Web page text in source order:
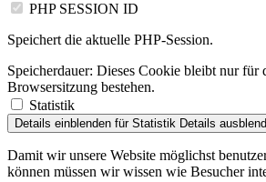
PHP SESSION ID
Speichert die aktuelle PHP-Session.
Speicherdauer: Dieses Cookie bleibt nur für
Browsersitzung bestehen.
Statistik
Details einblenden für Statistik Details
Damit wir unsere Website möglichst
können müssen wir wissen wie Besucher